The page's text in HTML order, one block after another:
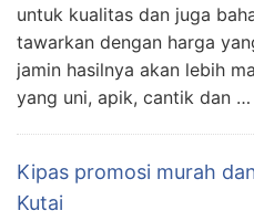
untuk kualitas dan juga
tawarkan dengan harga
jamin hasilnya akan lebih
yang uni, apik, cantik dan …
Kipas promosi murah
Kutai